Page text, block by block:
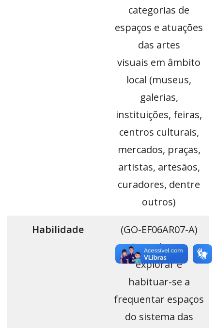
categorias de
espaços e atuações
das artes
visuais em âmbito
local (museus,
galerias,
instituições, feiras,
centros culturais,
mercados, praças,
artistas, artesãos,
curadores, dentre
outros)
Habilidade
(GO-EF06AR07-A)
Reconhecer,
explorar e
habituar-se a
frequentar espaços
do sistema das